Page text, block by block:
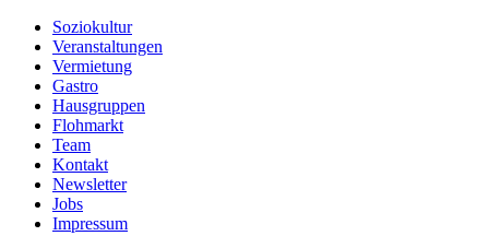
Soziokultur
Veranstaltungen
Vermietung
Gastro
Hausgruppen
Flohmarkt
Team
Kontakt
Newsletter
Jobs
Impressum